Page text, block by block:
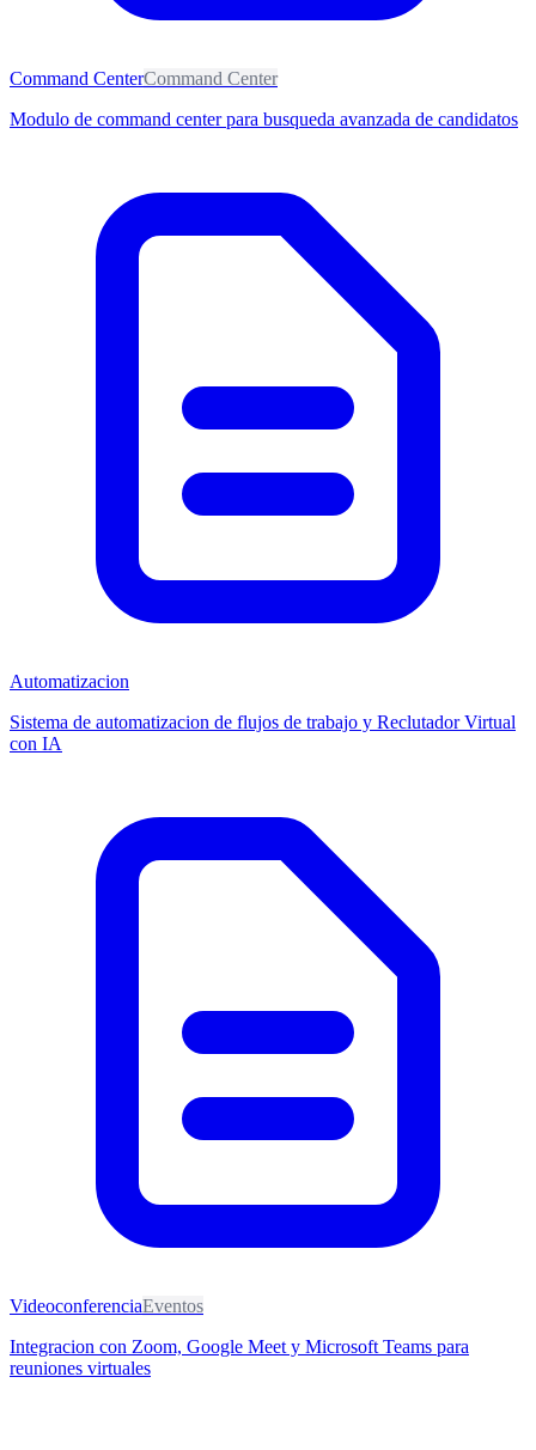
Command CenterCommand Center
Modulo de command center para busqueda avanzada de candidatos
Automatizacion
Sistema de automatizacion de flujos de trabajo y Reclutador Virtual
con IA
VideoconferenciaEventos
Integracion con Zoom, Google Meet y Microsoft Teams para
reuniones virtuales